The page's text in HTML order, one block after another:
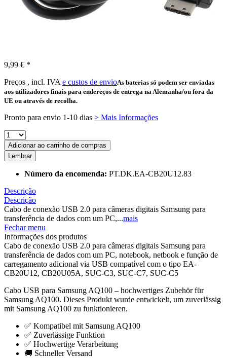
9,99 € *
Preços , incl. IVA e custos de envioAs baterias só podem ser enviadas
aos utilizadores finais para endereços de entrega na Alemanha/ou fora da
UE ou através de recolha.
Pronto para envio 1-10 dias > Mais Informações
Adicionar ao carrinho de compras
Lembrar
Número da encomenda: PT.DK.EA-CB20U12.83
Descrição
Descrição
Cabo de conexão USB 2.0 para câmeras digitais Samsung para
transferência de dados com um PC,...mais
Fechar menu
Informações dos produtos
Cabo de conexão USB 2.0 para câmeras digitais Samsung para
transferência de dados com um PC, notebook, netbook e função de
carregamento adicional via USB compatível com o tipo EA-
CB20U12, CB20U05A, SUC-C3, SUC-C7, SUC-C5
Cabo USB para Samsung AQ100 – hochwertiges Zubehör für
Samsung AQ100. Dieses Produkt wurde entwickelt, um zuverlässig
mit Samsung AQ100 zu funktionieren.
✅ Kompatibel mit Samsung AQ100
✅ Zuverlässige Funktion
✅ Hochwertige Verarbeitung
🚚 Schneller Versand